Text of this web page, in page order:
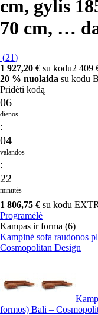
cm, gylis
70 cm, …
(21)
1 927,20 € su kodu2 409
20 % nuolaida su kodu
Pridėti kodą
06
dienos
:
04
valandos
:
22
minutės
1 806,75 € su kodu
Programėlė
Kampas ir forma (6)
Kampinė sofa raudonos
Cosmopolitan Design
formos) Bali –